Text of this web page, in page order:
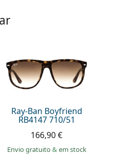
Ray-Ban Boyfriend
RB4147 710/51
166,90 €
Envio gratuito& em stock